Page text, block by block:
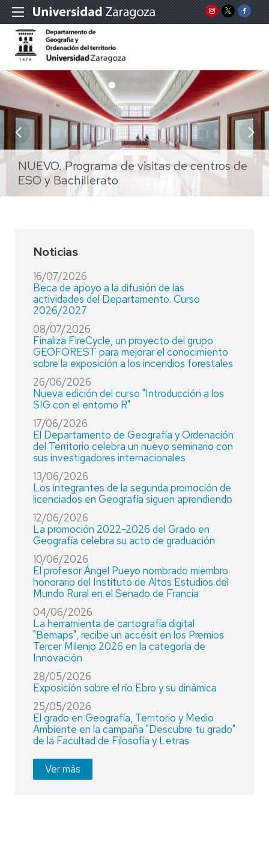
Departamento de Geografía y Ordenación
del Territorio
NUEVO. Programa de visitas de centros de
ESO y Bachillerato
Máster en Ordenación y Gestión del
Territorio y del Medio Ambiente
Máster en Ciencia y Tecnología de la
Información Geográfica
Nuevo grado en el Curso 2025/2026
Boletín informativo del Departamento
GEOGRAPHICALIA
Noticias
16/07/2026
Beca de apoyo a la difusión de las
actividades del Departamento. Curso
2026/2027
08/07/2026
Finaliza FireCycle, un proyecto del grupo
GEOFOREST para mejorar el conocimiento
sobre la exposición a los incendios forestales
26/06/2026
Nueva edición del curso "Introducción a los
SIG con el entorno R"
17/06/2026
El Departamento de Geografía y Ordenación
del Territorio celebra un nuevo seminario con
sus investigadores internacionales
13/06/2026
Los integrantes de la segunda promoción de
licenciados en Geografía siguen aprendiendo
12/06/2026
La promoción 2022-2026 del Grado en
Geografía celebra su acto de graduación
10/06/2026
El profesor Ángel Pueyo nombrado miembro
honorario del Instituto de Altos Estudios del
Mundo Rural en el Senado de Francia
04/06/2026
La herramienta de cartografía digital
"Bemaps", recibe un accésit en los Premios
Tercer Milenio 2026 en la categoría de
Innovación
28/05/2026
Exposición sobre el río Ebro y su dinámica
25/05/2026
El grado en Geografía, Territorio y Medio
Ambiente en la campaña "Descubre tu grado"
de la Facultad de Filosofía y Letras
Ver más